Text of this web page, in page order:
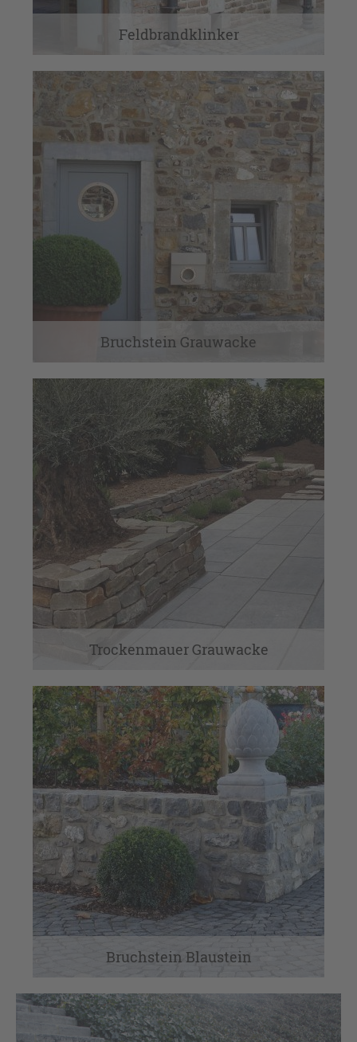
Feldbrandklinker
Bruchstein Grauwacke
Trockenmauer Grauwacke
Bruchstein Blaustein